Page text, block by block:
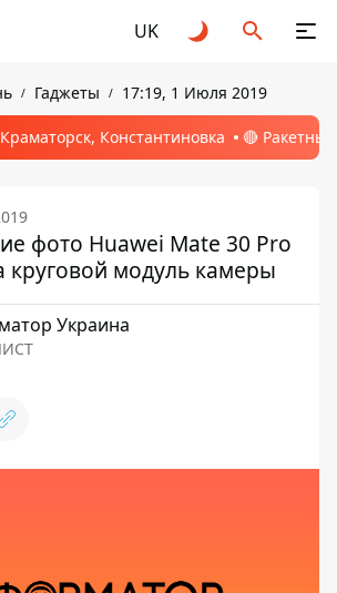
UK
Гаджеты 17:19, 1 Июля 2019
Константиновка 🔴
фото Huawei Mate 30 Pro
круговой модуль камеры
Украина